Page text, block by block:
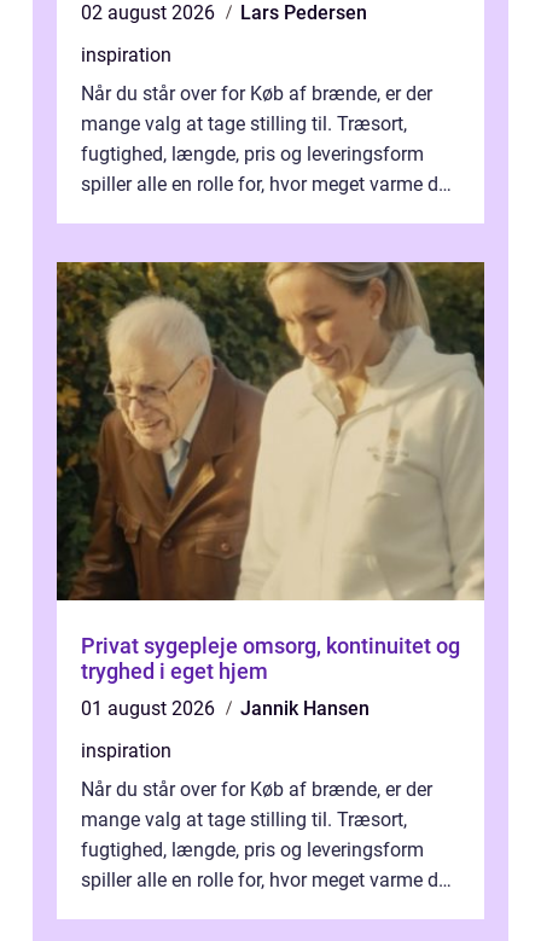
02 august 2026
Lars Pedersen
inspiration
Når du står over for Køb af brænde, er der
mange valg at tage stilling til. Træsort,
fugtighed, længde, pris og leveringsform
spiller alle en rolle for, hvor meget varme du
Privat sygepleje omsorg, kontinuitet og
tryghed i eget hjem
01 august 2026
Jannik Hansen
inspiration
Når du står over for Køb af brænde, er der
mange valg at tage stilling til. Træsort,
fugtighed, længde, pris og leveringsform
spiller alle en rolle for, hvor meget varme du